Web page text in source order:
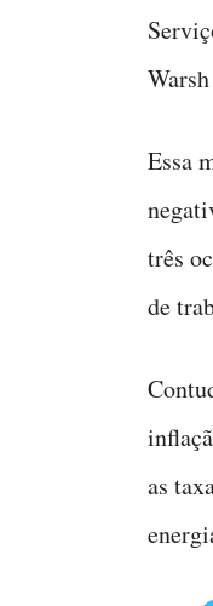
Essa
três
de
as